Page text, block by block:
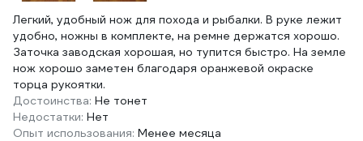
Легкий, удобный нож для похода и рыбалки. В руке лежит
удобно, ножны в комплекте, на ремне держатся хорошо.
Заточка заводская хорошая, но тупится быстро. На земле
нож хорошо заметен благодаря оранжевой окраске
торца рукоятки.
Достоинства: Не тонет
Недостатки: Нет
Опыт использования: Менее месяца